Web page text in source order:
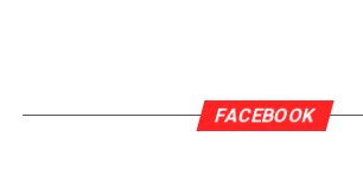
FACEBOOK